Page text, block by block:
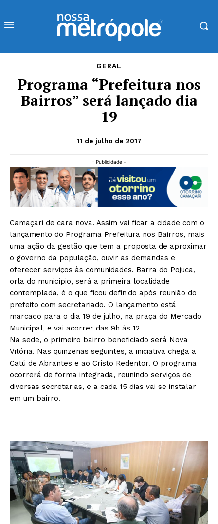
GERAL
Programa “Prefeitura nos
Bairros” será lançado dia
19
11 de julho de 2017
- Publicidade -
Camaçari de cara nova. Assim vai ficar a cidade com o
lançamento do Programa Prefeitura nos Bairros, mais
uma ação da gestão que tem a proposta de aproximar
o governo da população, ouvir as demandas e
oferecer serviços às comunidades. Barra do Pojuca,
orla do município, será a primeira localidade
contemplada, é o que ficou definido após reunião do
prefeito com secretariado. O lançamento está
marcado para o dia 19 de julho, na praça do Mercado
Municipal, e vai acorrer das 9h às 12.
Na sede, o primeiro bairro beneficiado será Nova
Vitória. Nas quinzenas seguintes, a iniciativa chega a
Catú de Abrantes e ao Cristo Redentor. O programa
ocorrerá de forma integrada, reunindo serviços de
diversas secretarias, e a cada 15 dias vai se instalar
em um bairro.